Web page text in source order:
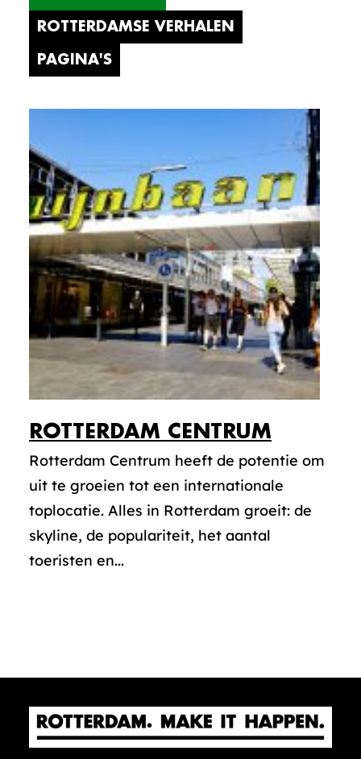
ROTTERDAMSE VERHALEN
PAGINA'S
ROTTERDAM CENTRUM
Rotterdam Centrum heeft de potentie om
uit te groeien tot een internationale
toplocatie. Alles in Rotterdam groeit: de
skyline, de populariteit, het aantal
toeristen en...